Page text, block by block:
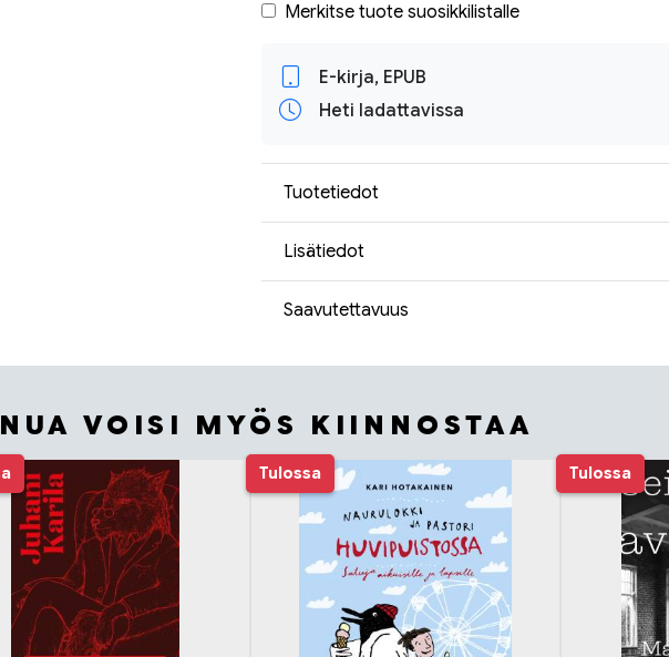
Merkitse tuote suosikkilistalle
E-kirja, EPUB
Heti ladattavissa
Tuotetiedot
Lisätiedot
Saavutettavuus
VOISI MYÖS KIINNOSTAA
Tulossa Tulossa